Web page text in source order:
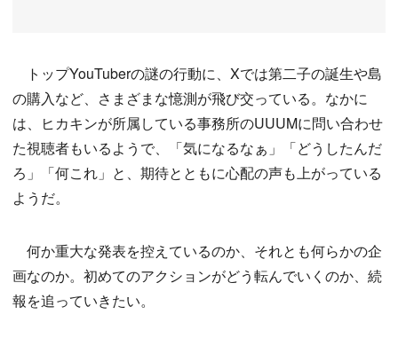
トップYouTuberの謎の行動に、Xでは第二子の誕生や島
の購入など、さまざまな憶測が飛び交っている。なかに
は、ヒカキンが所属している事務所のUUUMに問い合わせ
た視聴者もいるようで、「気になるなぁ」「どうしたんだ
ろ」「何これ」と、期待とともに心配の声も上がっている
ようだ。
何か重大な発表を控えているのか、それとも何らかの企
画なのか。初めてのアクションがどう転んでいくのか、続
報を追っていきたい。